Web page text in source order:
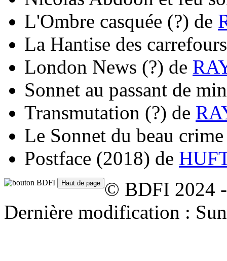
L'Ombre casquée (?) de
La Hantise des carrefours
London News (?) de
Sonnet au passant de
Transmutation (?) de
Le Sonnet du beau crime
Postface (2018) de
© BDFI 2024
Dernière modification :